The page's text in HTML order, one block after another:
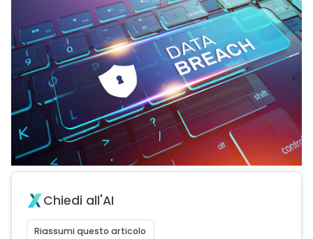
Chiedi all'AI
Riassumi questo articolo